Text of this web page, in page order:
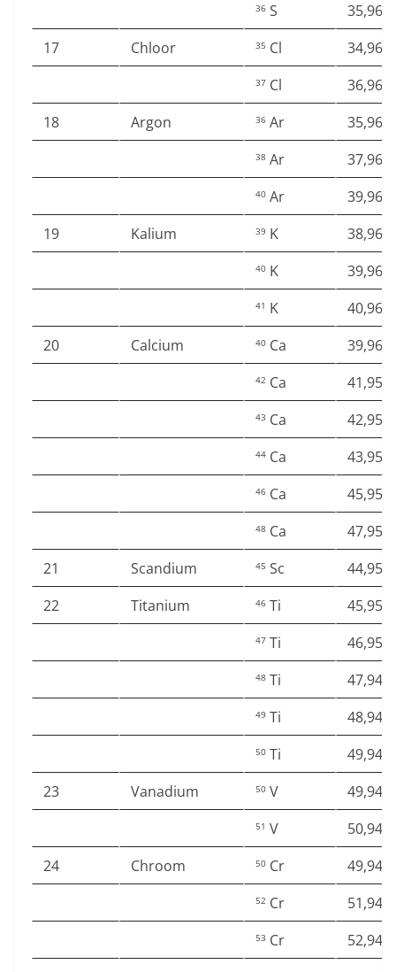
36 S
17
Chloor 35 Cl
37 Cl
18
Argon 36 Ar
38 Ar
40 Ar
19
Kalium 39 K
40 K
41 K
20
Calcium 40 Ca
42 Ca
43 Ca
44 Ca
46 Ca
48 Ca
21
Scandium 45 Sc
22
Titanium 46 Ti
47 Ti
48 Ti
49 Ti
50 Ti
23
Vanadium 50 V
51 V
24
Chroom 50 Cr
52 Cr
53 Cr